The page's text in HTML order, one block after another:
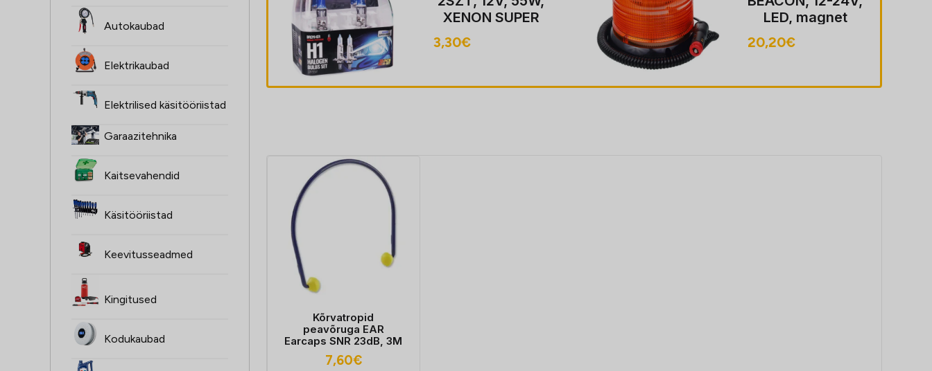
Autokaubad
Elektrikaubad
Elektrilised käsitööriistad
Garaazitehnika
Kaitsevahendid
Käsitööriistad
Keevitusseadmed
Kingitused
Kodukaubad
SUPER valge
HOMOLOGACJA
XENON SUPER
valge P14,5S,
4000K,
3,30€
LED, magnet
MOUNT, ECE
R10, FLASHING,
koos pistik sobib
20,20€
Kõrvatropid
peavõruga EAR
Earcaps SNR 23dB, 3M
7,60€